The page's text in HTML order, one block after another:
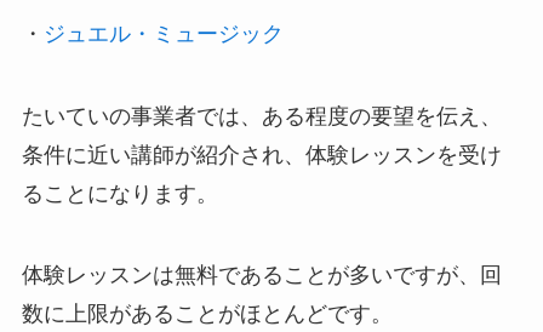
・ ジュエル・ミュージック
たいていの事業者では、ある程度の要望を伝え、
条件に近い講師が紹介され、体験レッスンを受け
ることになります。
体験レッスンは無料であることが多いですが、回
数に上限があることがほとんどです。